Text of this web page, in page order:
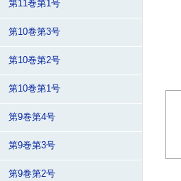
第11巻第1号
第10巻第3号
第10巻第2号
第10巻第1号
第9巻第4号
第9巻第3号
第9巻第2号